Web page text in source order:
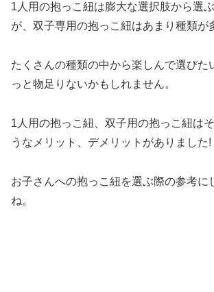
1人用の抱っこ紐は膨大な選択肢から選
が、双子専用の抱っこ紐はあまり種類が
たくさんの種類の中から楽しんで選びた
っと物足りないかもしれません。
1人用の抱っこ紐、双子用の抱っこ紐は
うなメリット、デメリットがありました!
お子さんへの抱っこ紐を選ぶ際の参考に
ね。